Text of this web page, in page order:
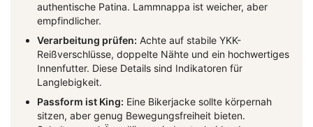
authentische Patina. Lammnappa ist weicher, aber
empfindlicher.
Verarbeitung prüfen: Achte auf stabile YKK-
Reißverschlüsse, doppelte Nähte und ein hochwertiges
Innenfutter. Diese Details sind Indikatoren für
Langlebigkeit.
Passform ist King: Eine Bikerjacke sollte körpernah
sitzen, aber genug Bewegungsfreiheit bieten.